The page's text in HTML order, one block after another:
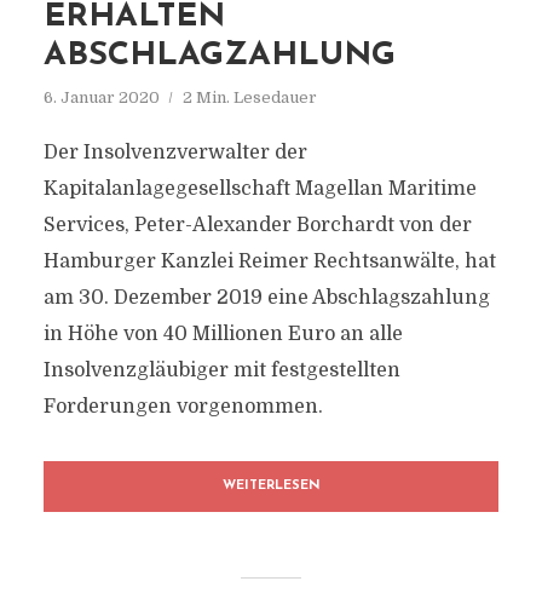
ERHALTEN
ABSCHLAGZAHLUNG
6. Januar 2020 2 Min. Lesedauer
Der Insolvenzverwalter der
Kapitalanlagegesellschaft Magellan Maritime
Services, Peter-Alexander Borchardt von der
Hamburger Kanzlei Reimer Rechtsanwälte, hat
am 30. Dezember 2019 eine Abschlagszahlung
in Höhe von 40 Millionen Euro an alle
Insolvenzgläubiger mit festgestellten
Forderungen vorgenommen.
WEITERLESEN